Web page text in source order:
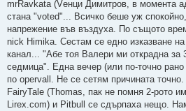
mrRavkata (Vенци Димитров, в момента
стана "voted"... Всичко беше уж
напрежение във въздуха. По същото
nick Himika. Сестам се едно изказване
канал... "Абе тоя Валери ми открадна за
седмица". Една вечер (или по-точно рано
по opervall. Не се сетям причината
FairyTale (Thomas, пак не помня 2-рото
Lirex.com) и Pitbull се сдърпаха нещо.